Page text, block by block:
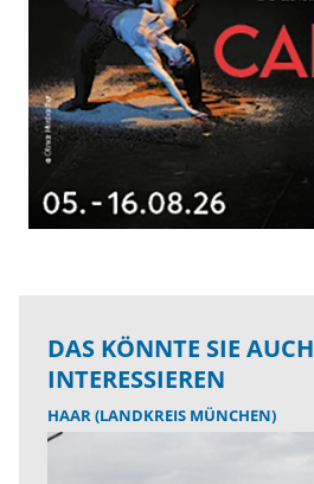
DAS KÖNNTE SIE AUCH
INTERESSIEREN
HAAR (LANDKREIS MÜNCHEN)